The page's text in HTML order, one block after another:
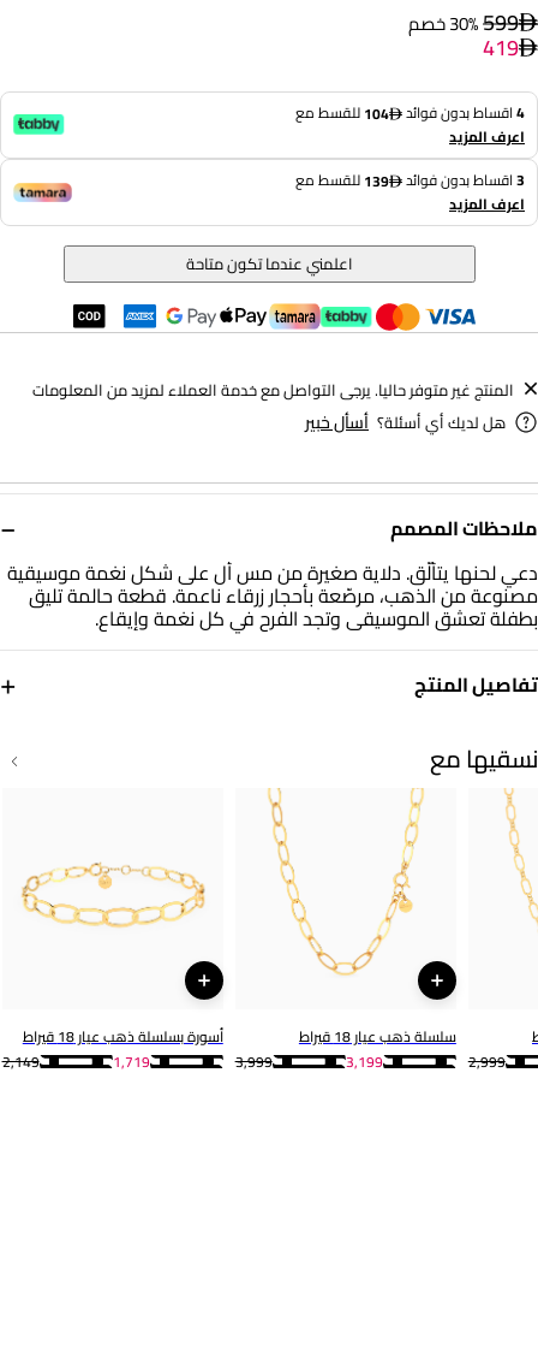
ملاحظات المصمم −
دعي لحنها يتألّق. دلاية صغيرة من مس أل على شكل نغمة موسيقية
مصنوعة من الذهب، مرصّعة بأحجار زرقاء ناعمة. قطعة حالمة تليق
بطفلة تعشق الموسيقى وتجد الفرح في كل نغمة وإيقاع.
تفاصيل المنتج
+
ذهب أصفر 18 قيراط
العلامة التجارية
مس أل
59930% خصم
419
4اقساط بدون فوائد 104للقسط مع
اعرف المزيد
3اقساط بدون فوائد 139للقسط مع
اعرف المزيد
اعلمني عندما تكون متاحة
المنتج غير متوفر حاليا. يرجى التواصل مع خدمة العملاء لمزيد من المعلومات
هل لديك أي أسئلة؟ أسأل خبير
نسقيها مع
2,999
سلسلة ذهب عيار 18 قيراط
3,999
3,199
أسورة بسلسلة ذهب عيار 18 قيراط
2,149
1,719